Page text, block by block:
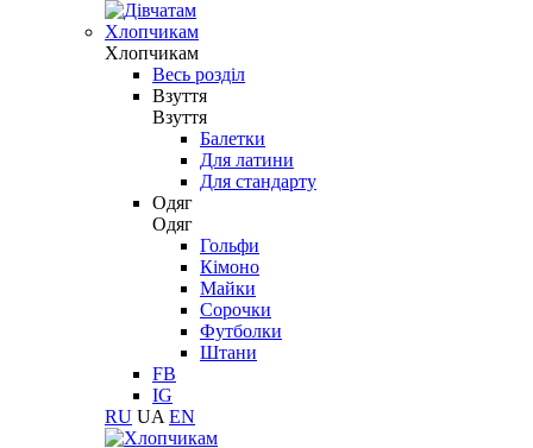
Хлопчикам
Хлопчикам
Весь розділ
Взуття
Взуття
Балетки
Для латини
Для стандарту
Одяг
Одяг
Гольфи
Кімоно
Майки
Сорочки
Футболки
Штани
FB
IG
RU UA EN